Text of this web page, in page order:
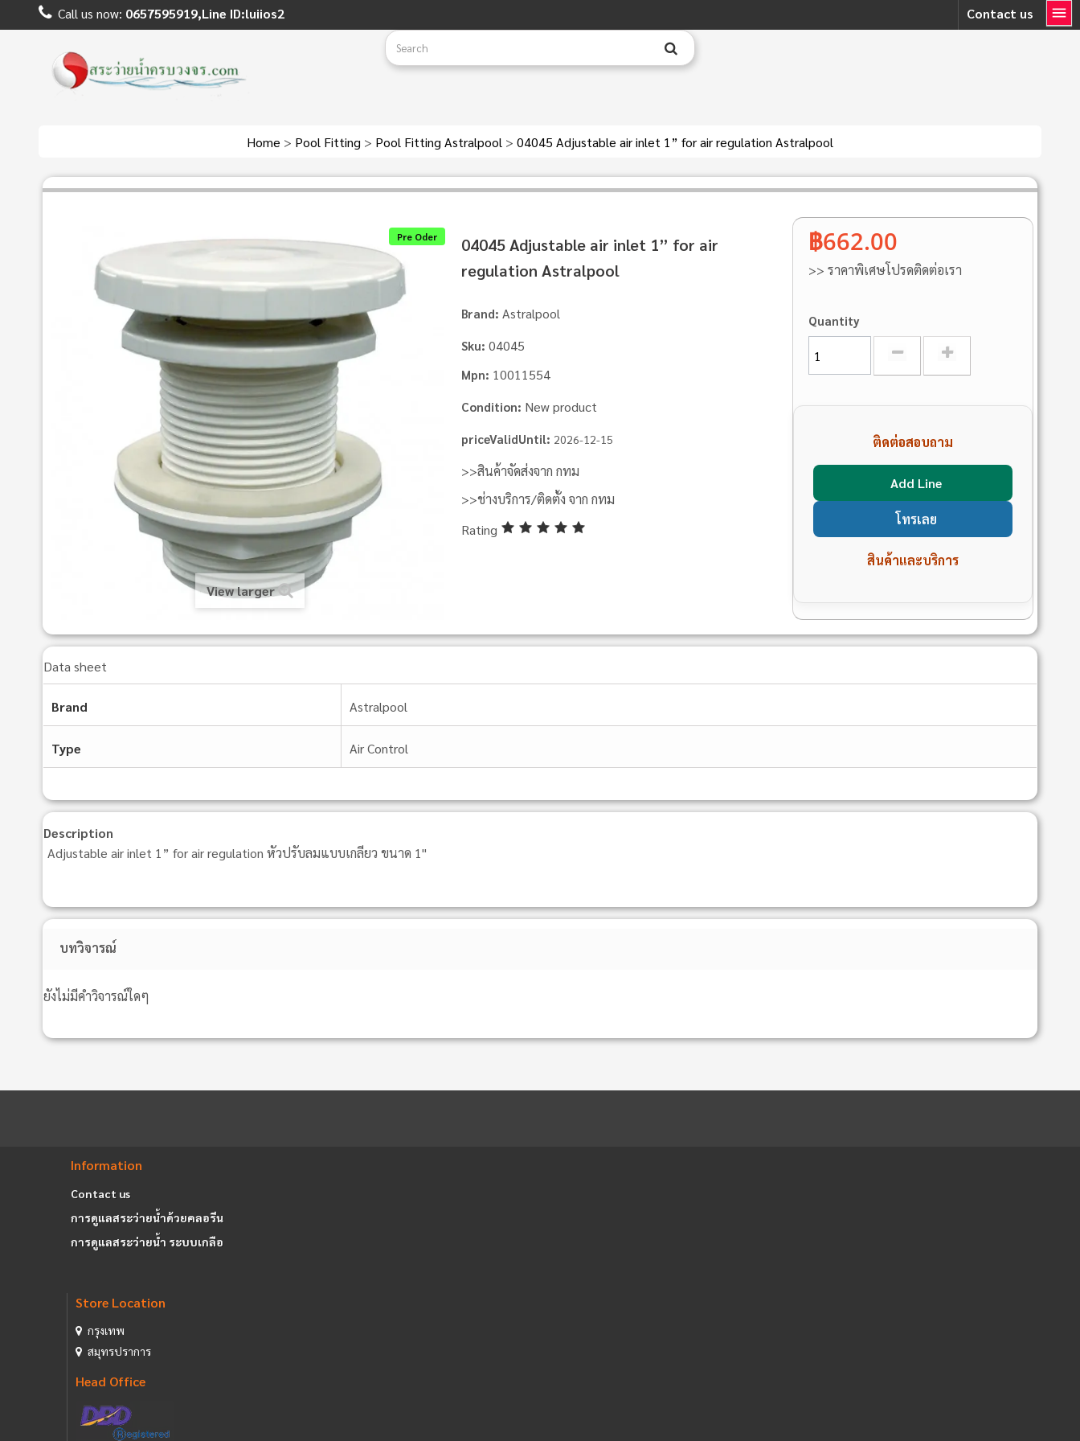
Contact us
Call us now: 0657595919,Line ID:luiios2
Home > Pool Fitting > Pool Fitting Astralpool > 04045 Adjustable air inlet 1” for air regulation Astralpool
Pre Oder
View larger
04045 Adjustable air inlet 1” for air
regulation Astralpool
Brand: Astralpool
Sku: 04045
Mpn: 10011554
Condition: New product
priceValidUntil: 2026-12-15
>>สินค้าจัดส่งจาก กทม
>>ช่างบริการ/ติดตั้ง จาก กทม
Rating
฿662.00
>> ราคาพิเศษโปรดติดต่อเรา
Quantity
ติดต่อสอบถาม
Add Line
โทรเลย
สินค้าและบริการ
Data sheet
Brand Astralpool
Type Air Control
Description
Adjustable air inlet 1” for air regulation หัวปรับลมแบบเกลียว ขนาด 1"
บทวิจารณ์
ยังไม่มีคำวิจารณ์ใดๆ
Information
Contact us
การดูแลสระว่ายน้ำด้วยคลอรีน
การดูแลสระว่ายน้ำ ระบบเกลือ
Store Location
กรุงเทพ
สมุทรปราการ
Head Office